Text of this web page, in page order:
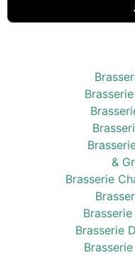
&
Brasserie
Brasserie